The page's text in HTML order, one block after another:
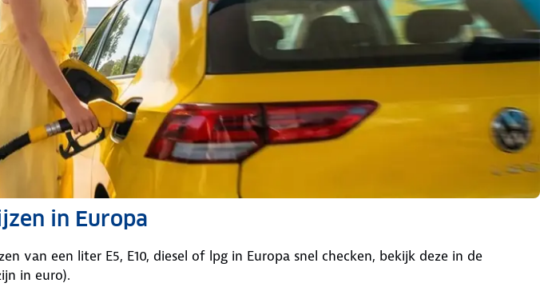
in Europa
van een liter E5, E10, diesel of lpg in Europa snel checken, bekijk deze in de
in euro).